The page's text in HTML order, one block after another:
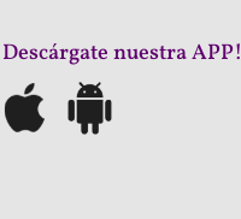
nuestra APP!